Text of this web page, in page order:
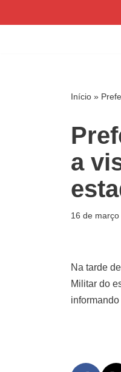
Início »
a
16 de
Na tarde
Militar do